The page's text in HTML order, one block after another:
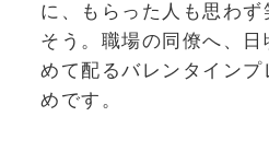
に、もらった人も思わ
そう。職場の同僚へ、
めて配るバレンタイン
めです。